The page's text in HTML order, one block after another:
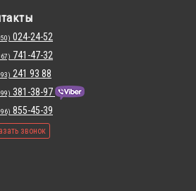
024-24-52
741-47-32
241 93 88
381-38-97
855-45-39
звонок